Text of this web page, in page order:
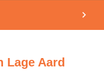
Lage Aard